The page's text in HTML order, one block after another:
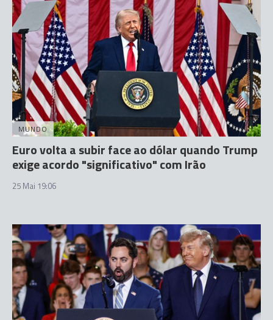
MUNDO
Euro volta a subir face ao dólar quando Trump
exige acordo "significativo" com Irão
25 Mai 19:06